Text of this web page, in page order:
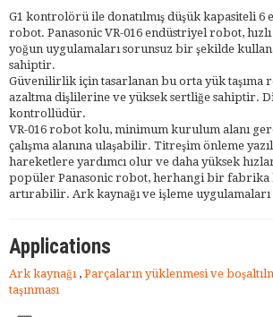
G1 kontrolörü ile donatılmış düşük kapasiteli 6
robot. Panasonic VR-016 endüstriyel robot, hızlı
yoğun uygulamaları sorunsuz bir şekilde
sahiptir.
Güvenilirlik için tasarlanan bu orta yük taşıma
azaltma dişlilerine ve yüksek sertliğe sahiptir.
kontrollüdür.
VR-016 robot kolu, minimum kurulum alanı
çalışma alanına ulaşabilir. Titreşim önleme
hareketlere yardımcı olur ve daha yüksek
popüler Panasonic robot, herhangi bir fabrika
artırabilir. Ark kaynağı ve işleme
Applications
Ark kaynağı , Parçaların yüklenmesi ve
taşınması